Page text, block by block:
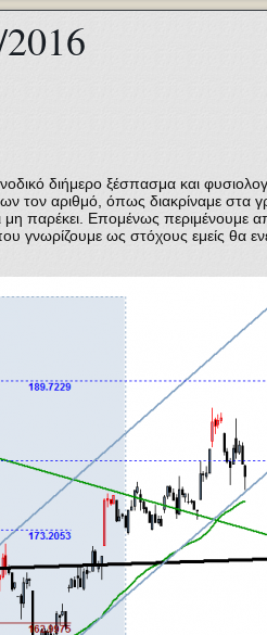
διήμερο ξέσπασμα και
τον αριθμό, όπως διακρίναμε στα
μη παρέκει. Επομένως περιμένουμε
γνωρίζουμε ως στόχους εμείς θα